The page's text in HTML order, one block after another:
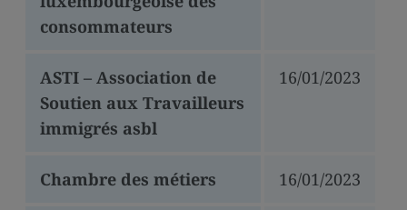
consommateurs
ASTI – Association de
Soutien aux Travailleurs
immigrés asbl
16/01/2023
Chambre des métiers 16/01/2023